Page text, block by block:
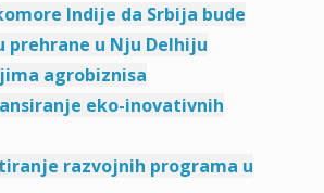
Indije da Srbija bude
prehrane u Nju Delhiju
agrobiznisa
eko-inovativnih
razvojnih programa u